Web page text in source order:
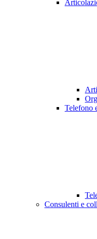
Telefono
Consulenti e